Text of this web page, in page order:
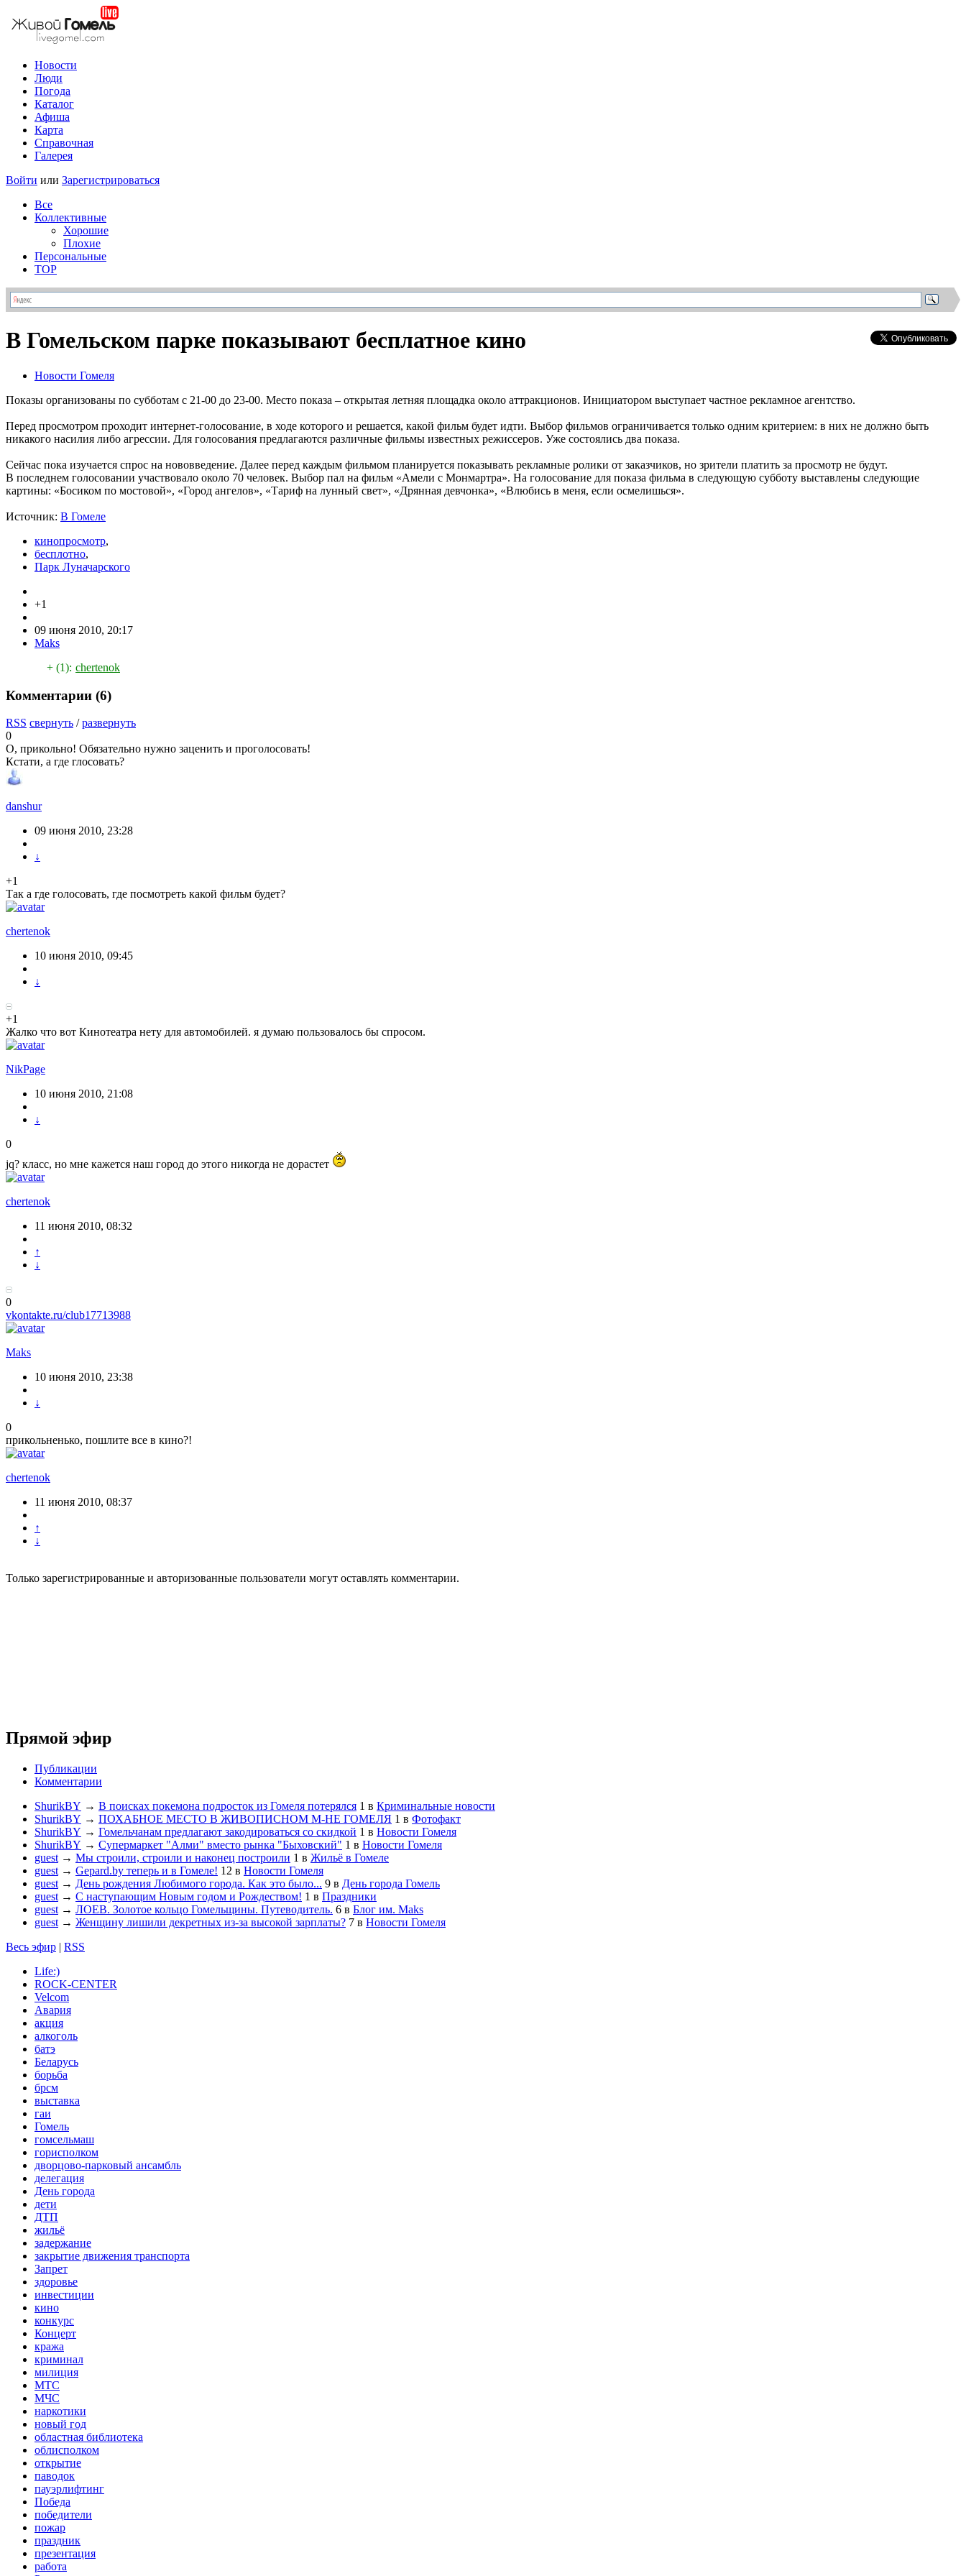
Новости
Люди
Погода
Каталог
Афиша
Карта
Справочная
Галерея
Войти или Зарегистрироваться
Все
Коллективные
Хорошие
Плохие
Персональные
TOP
В Гомельском парке показывают бесплатное кино
Новости Гомеля
Показы организованы по субботам с 21-00 до 23-00. Место показа – открытая летняя площадка около аттракционов. Инициатором выступает частное рекламное агентство.
Перед просмотром проходит интернет-голосование, в ходе которого и решается, какой фильм будет идти. Выбор фильмов ограничивается только одним критерием: в них не должно быть
никакого насилия либо агрессии. Для голосования предлагаются различные фильмы известных режиссеров. Уже состоялись два показа.
Сейчас пока изучается спрос на нововведение. Далее перед каждым фильмом планируется показывать рекламные ролики от заказчиков, но зрители платить за просмотр не будут.
В последнем голосовании участвовало около 70 человек. Выбор пал на фильм «Амели с Монмартра». На голосование для показа фильма в следующую субботу выставлены следующие
картины: «Босиком по мостовой», «Город ангелов», «Тариф на лунный свет», «Дрянная девчонка», «Влюбись в меня, если осмелишься».
Источник: В Гомеле
кинопросмотр,
бесплотно,
Парк Луначарского
+1
09 июня 2010, 20:17
Maks
+ (1): chertenok
Комментарии (6)
RSS свернуть /развернуть
0
О, прикольно! Обязательно нужно заценить и проголосовать!
Кстати, а где глосовать?
danshur
09 июня 2010, 23:28
↓
+1
Так а где голосовать, где посмотреть какой фильм будет?
chertenok
10 июня 2010, 09:45
↓
+1
Жалко что вот Кинотеатра нету для автомобилей. я думаю пользовалось бы спросом.
NikPage
10 июня 2010, 21:08
↓
0
jq? класс, но мне кажется наш город до этого никогда не дорастет
chertenok
11 июня 2010, 08:32
↑
↓
0
vkontakte.ru/club17713988
Maks
10 июня 2010, 23:38
↓
0
прикольненько, пошлите все в кино?!
chertenok
11 июня 2010, 08:37
↑
↓
Только зарегистрированные и авторизованные пользователи могут оставлять комментарии.
Прямой эфир
Публикации
Комментарии
ShurikBY → В поисках покемона подросток из Гомеля потерялся 1 в Криминальные новости
ShurikBY → ПОХАБНОЕ МЕСТО В ЖИВОПИСНОМ М-НЕ ГОМЕЛЯ 1 в Фотофакт
ShurikBY → Гомельчанам предлагают закодироваться со скидкой 1 в Новости Гомеля
ShurikBY → Супермаркет "Алми" вместо рынка "Быховский" 1 в Новости Гомеля
guest → Мы строили, строили и наконец построили 1 в Жильё в Гомеле
guest → Gepard.by теперь и в Гомеле! 12 в Новости Гомеля
guest → День рождения Любимого города. Как это было... 9 в День города Гомель
guest → С наступающим Новым годом и Рождеством! 1 в Праздники
guest → ЛОЕВ. Золотое кольцо Гомельщины. Путеводитель. 6 в Блог им. Maks
guest → Женщину лишили декретных из-за высокой зарплаты? 7 в Новости Гомеля
Весь эфир | RSS
Life:)
ROCK-CENTER
Velcom
Авария
акция
алкоголь
батэ
Беларусь
борьба
брсм
выставка
гаи
Гомель
гомсельмаш
горисполком
дворцово-парковый ансамбль
делегация
День города
дети
ДТП
жильё
задержание
закрытие движения транспорта
Запрет
здоровье
инвестиции
кино
конкурс
Концерт
кража
криминал
милиция
МТС
МЧС
наркотики
новый год
областная библиотека
облисполком
открытие
паводок
пауэрлифтинг
Победа
победители
пожар
праздник
презентация
работа